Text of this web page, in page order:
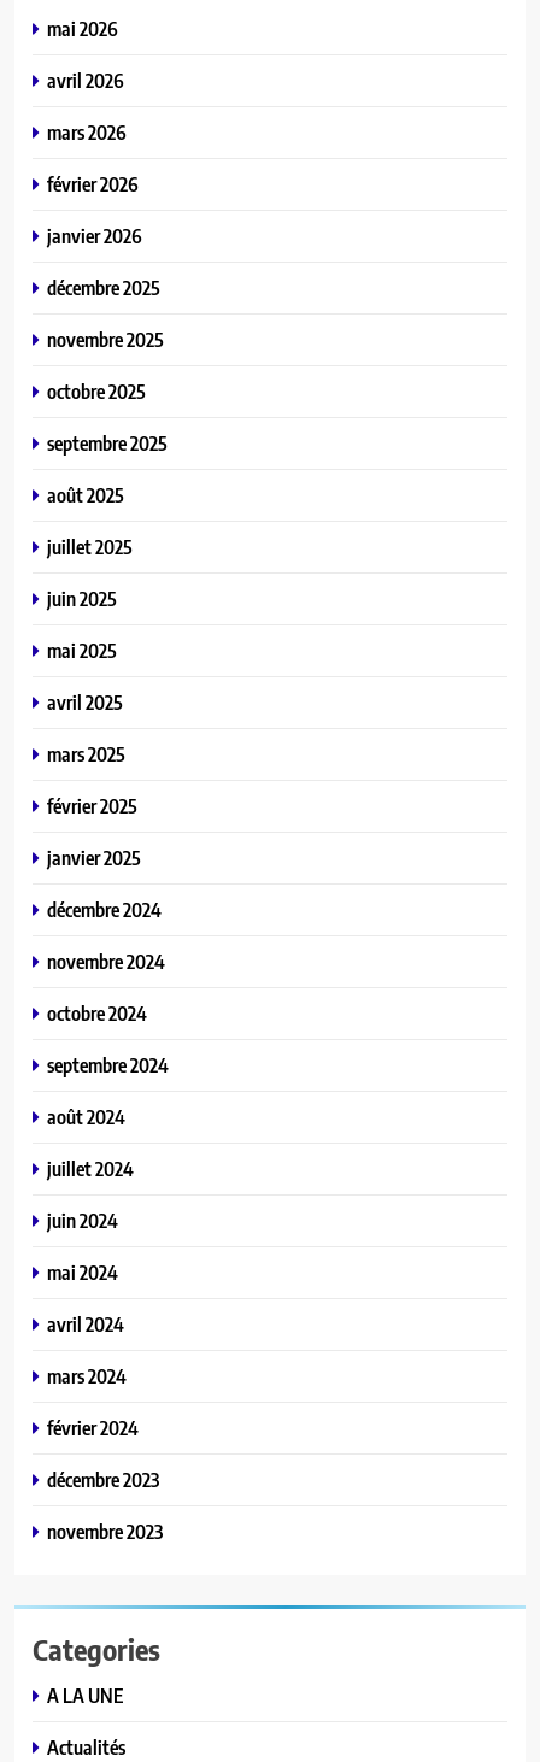
mai 2026
avril 2026
mars 2026
février 2026
janvier 2026
décembre 2025
novembre 2025
octobre 2025
septembre 2025
août 2025
juillet 2025
juin 2025
mai 2025
avril 2025
mars 2025
février 2025
janvier 2025
décembre 2024
novembre 2024
octobre 2024
septembre 2024
août 2024
juillet 2024
juin 2024
mai 2024
avril 2024
mars 2024
février 2024
décembre 2023
novembre 2023
Categories
A LA UNE
Actualités